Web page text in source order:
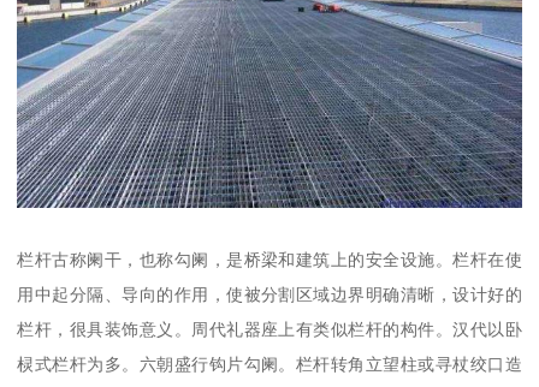
栏杆古称阑干，也称勾阑，是桥梁和建筑上的安全设施。栏杆在使
用中起分隔、导向的作用，使被分割区域边界明确清晰，设计好的
栏杆，很具装饰意义。周代礼器座上有类似栏杆的构件。汉代以卧
棂式栏杆为多。六朝盛行钩片勾阑。栏杆转角立望柱或寻杖绞口造